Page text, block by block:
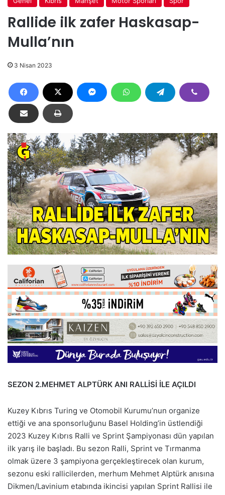
Rallide ilk zafer Haskasap-
Mulla’nın
3 Nisan 2023
SEZON 2.MEHMET ALPTÜRK ANI RALLİSİ İLE AÇILDI
Kuzey Kıbrıs Turing ve Otomobil Kurumu’nun organize
ettiği ve ana sponsorluğunu Basel Holding’in üstlendiği
2023 Kuzey Kıbrıs Ralli ve Sprint Şampiyonası dün yapılan
ilk yarış ile başladı. Bu sezon Ralli, Sprint ve Tırmanma
olmak üzere 3 şampiyona gerçekleştirecek olan kurum,
sezonu eski rallicilerden, merhum Mehmet Alptürk anısına
Dikmen/Lavinium etabında ikincisi yapılan Sprint Rallisi ile